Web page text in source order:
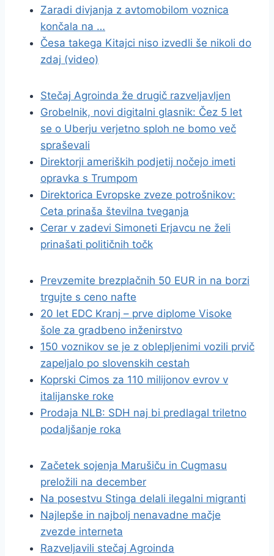
Zaradi divjanja z avtomobilom voznica
končala na …
Česa takega Kitajci niso izvedli še nikoli do
zdaj (video)
Stečaj Agroinda že drugič razveljavljen
Grobelnik, novi digitalni glasnik: Čez 5 let
se o Uberju verjetno sploh ne bomo več
spraševali
Direktorji ameriških podjetij nočejo imeti
opravka s Trumpom
Direktorica Evropske zveze potrošnikov:
Ceta prinaša številna tveganja
Cerar v zadevi Simoneti Erjavcu ne želi
prinašati političnih točk
Prevzemite brezplačnih 50 EUR in na borzi
trgujte s ceno nafte
20 let EDC Kranj – prve diplome Visoke
šole za gradbeno inženirstvo
150 voznikov se je z oblepljenimi vozili prvič
zapeljalo po slovenskih cestah
Koprski Cimos za 110 milijonov evrov v
italijanske roke
Prodaja NLB: SDH naj bi predlagal triletno
podaljšanje roka
Začetek sojenja Marušiču in Cugmasu
preložili na december
Na posestvu Stinga delali ilegalni migranti
Najlepše in najbolj nenavadne mačje
zvezde interneta
Razveljavili stečaj Agroinda